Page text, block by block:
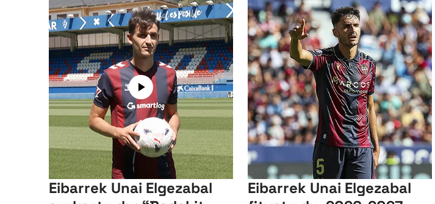
Eibarrek Unai Elgezabal
Eibarrek Unai Elgezabal